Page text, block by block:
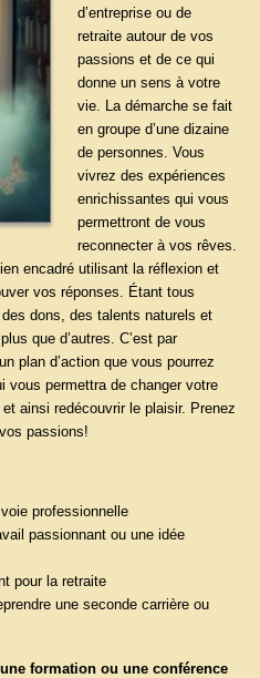
d’entreprise ou de
retraite autour de vos
passions et de ce qui
donne un sens à votre
vie. La démarche se fait
en groupe d’une dizaine
de personnes. Vous
vivrez des expériences
enrichissantes qui vous
permettront de vous
reconnecter à vos rêves.
encadré utilisant la réflexion et
vos réponses. Étant tous
dons, des talents naturels et
que d’autres. C’est par
plan d’action que vous pourrez
permettra de changer votre
ainsi redécouvrir le plaisir. Prenez
passions!
professionnelle
passionnant ou une idée
pour la retraite
une seconde carrière ou
une formation ou une conférence